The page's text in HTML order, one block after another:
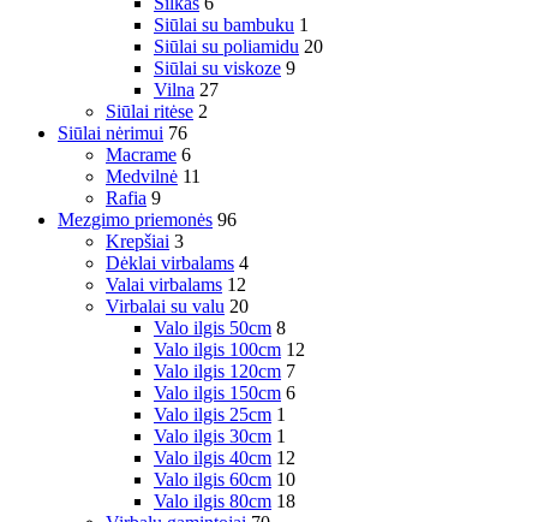
Siūlai su bambuku 1
Siūlai su poliamidu 20
Siūlai su viskoze 9
Vilna 27
Siūlai ritėse 2
Siūlai nėrimui 76
Macrame 6
Medvilnė 11
Rafia 9
Mezgimo priemonės 96
Krepšiai 3
Dėklai virbalams 4
Valai virbalams 12
Virbalai su valu 20
Valo ilgis 50cm 8
Valo ilgis 100cm 12
Valo ilgis 120cm 7
Valo ilgis 150cm 6
Valo ilgis 25cm 1
Valo ilgis 30cm 1
Valo ilgis 40cm 12
Valo ilgis 60cm 10
Valo ilgis 80cm 18